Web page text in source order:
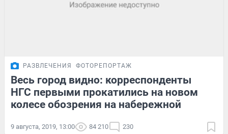
РАЗВЛЕЧЕНИЯ ФОТОРЕПОРТАЖ
Весь город видно: корреспонденты
НГС первыми прокатились на новом
колесе обозрения на набережной
9 августа, 2019, 13:00 84 210 230